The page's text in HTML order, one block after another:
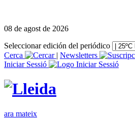
08 de agost de 2026
Seleccionar edición del periódico
Cerca
| Newsletters
Iniciar Sessió
ara mateix